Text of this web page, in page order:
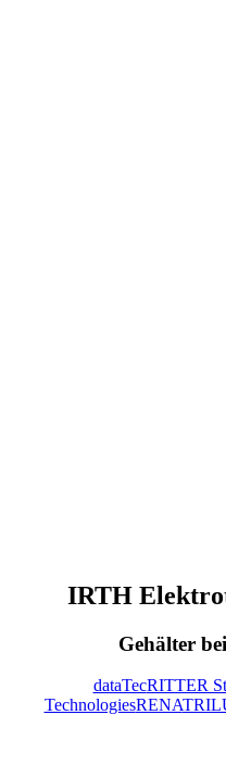
IRTH
Gehälter
dataTecRITTER
TechnologiesRENA